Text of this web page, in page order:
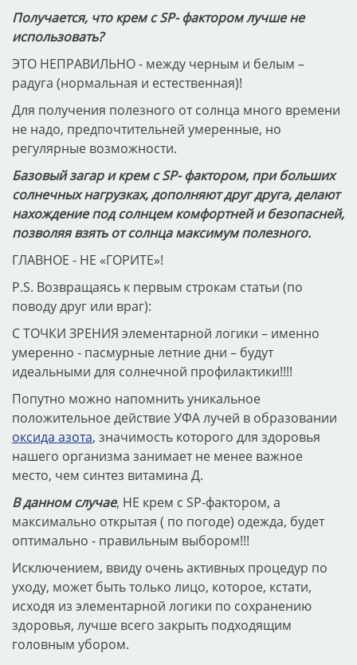
Получается, что крем с SP- фактором лучше не
использовать?
ЭТО НЕПРАВИЛЬНО - между черным и белым –
радуга (нормальная и естественная)!
Для получения полезного от солнца много времени
не надо, предпочтительней умеренные, но
регулярные возможности.
Базовый загар и крем с SP- фактором, при больших
солнечных нагрузках, дополняют друг друга, делают
нахождение под солнцем комфортней и безопасней,
позволяя взять от солнца максимум полезного.
ГЛАВНОЕ - НЕ «ГОРИТЕ»!
P.S. Возвращаясь к первым строкам статьи (по
поводу друг или враг):
С ТОЧКИ ЗРЕНИЯ элементарной логики – именно
умеренно - пасмурные летние дни – будут
идеальными для солнечной профилактики!!!!
Попутно можно напомнить уникальное
положительное действие УФА лучей в образовании
оксида азота, значимость которого для здоровья
нашего организма занимает не менее важное
место, чем синтез витамина Д.
В данном случае, НЕ крем с SP-фактором, а
максимально открытая ( по погоде) одежда, будет
оптимально - правильным выбором!!!
Исключением, ввиду очень активных процедур по
уходу, может быть только лицо, которое, кстати,
исходя из элементарной логики по сохранению
здоровья, лучше всего закрыть подходящим
головным убором.